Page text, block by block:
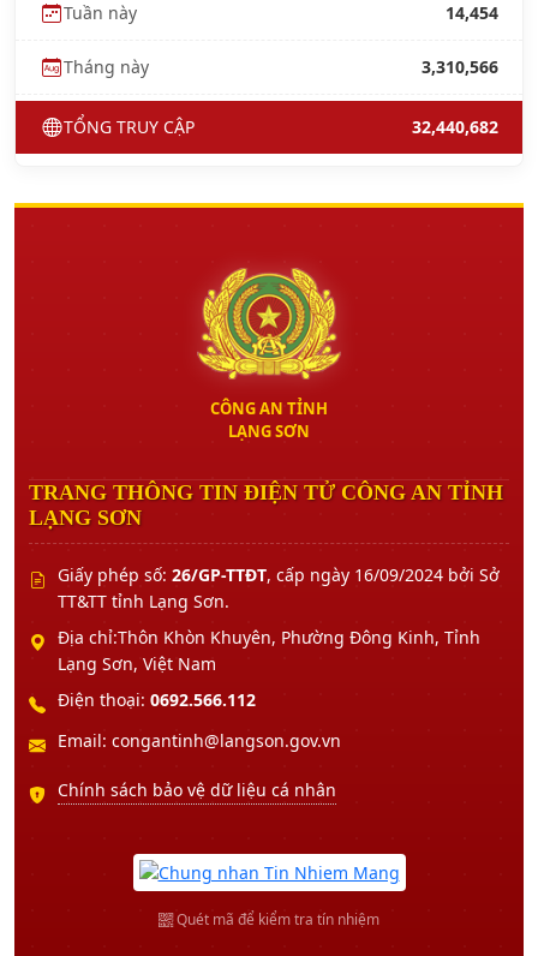
Tuần này 14,454
Tháng này 3,310,566
TỔNG TRUY CẬP 32,440,682
CÔNG AN TỈNH
LẠNG SƠN
TRANG THÔNG TIN ĐIỆN TỬ CÔNG AN TỈNH
LẠNG SƠN
Giấy phép số: 26/GP-TTĐT, cấp ngày 16/09/2024 bởi Sở
TT&TT tỉnh Lạng Sơn.
Địa chỉ:Thôn Khòn Khuyên, Phường Đông Kinh, Tỉnh
Lạng Sơn, Việt Nam
Điện thoại: 0692.566.112
Email: congantinh@langson.gov.vn
Chính sách bảo vệ dữ liệu cá nhân
Quét mã để kiểm tra tín nhiệm